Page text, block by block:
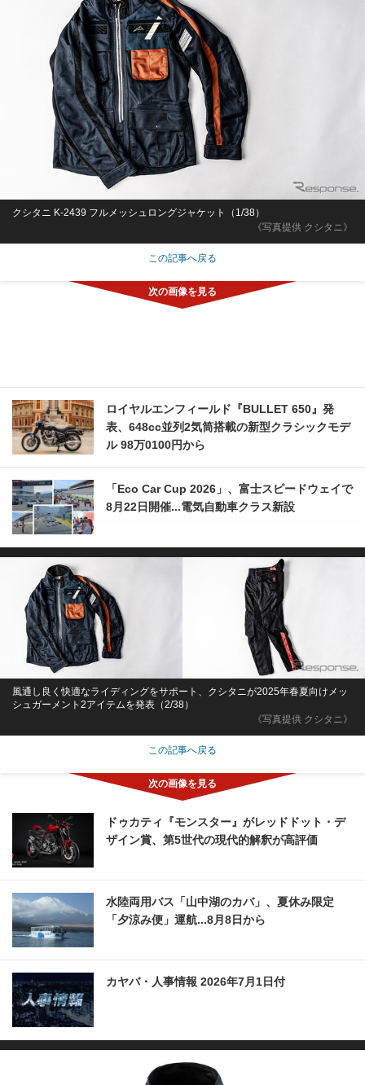
《写真提供 クシタニ》
クシタニ K-2439 フルメッシュロングジャケット（1/38）
この記事へ戻る
ロイヤルエンフィールド『BULLET 650』発
表、648cc並列2気筒搭載の新型クラシックモデ
ル 98万0100円から
「Eco Car Cup 2026」、富士スピードウェイで
8月22日開催...電気自動車クラス新設
《写真提供 クシタニ》
風通し良く快適なライディングをサポート、クシタニが2025年春夏向けメッ
シュガーメント2アイテムを発表（2/38）
この記事へ戻る
ドゥカティ『モンスター』がレッドドット・デ
ザイン賞、第5世代の現代的解釈が高評価
水陸両用バス「山中湖のカバ」、夏休み限定
「夕涼み便」運航...8月8日から
カヤバ・人事情報 2026年7月1日付